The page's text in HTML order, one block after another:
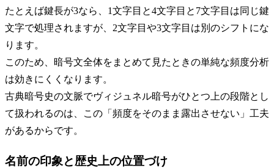
たとえば鍵長が3なら、1文字目と4文字目と7文字目は同じ鍵
文字で処理されますが、2文字目や3文字目は別のシフトにな
ります。
このため、暗号文全体をまとめて見たときの単純な頻度分析
は効きにくくなります。
古典暗号史の文脈でヴィジュネル暗号がひとつ上の段階とし
て扱われるのは、この「頻度をそのまま露出させない」工夫
があるからです。
名前の印象と歴史上の位置づけ